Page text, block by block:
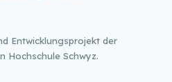
Entwicklungsprojekt der
Hochschule Schwyz.